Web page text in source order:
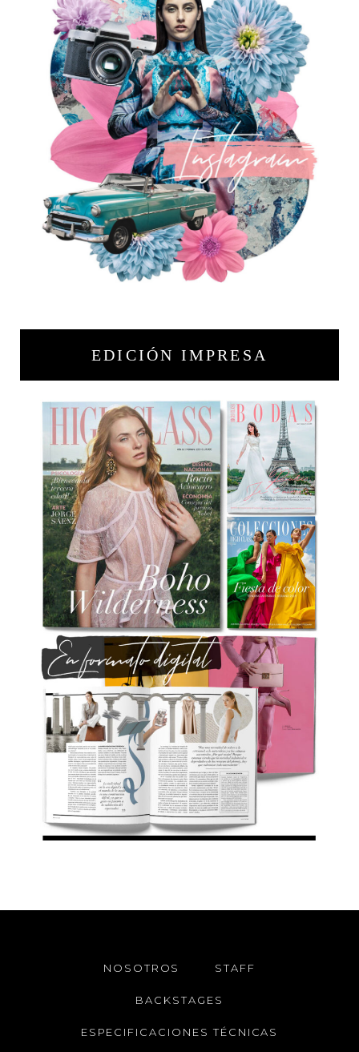
EDICIÓN IMPRESA
NOSOTROS STAFF
BACKSTAGES
ESPECIFICACIONES TÉCNICAS